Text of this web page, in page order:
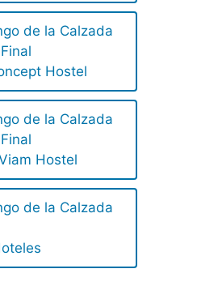
de la Calzada
Final
Hostel
de la Calzada
Final
Hostel
de la Calzada